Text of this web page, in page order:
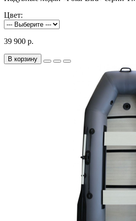
Цвет:
39 900 р.
В корзину